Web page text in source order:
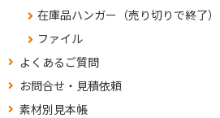
在庫品ハンガー（売り切りで終了）
ファイル
よくあるご質問
お問合せ・見積依頼
素材別見本帳